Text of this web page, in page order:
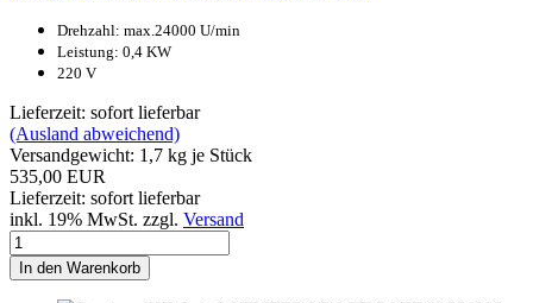
Drehzahl: max.24000 U/min
Leistung: 0,4 KW
220 V
Lieferzeit: sofort lieferbar
(Ausland abweichend)
Versandgewicht: 1,7 kg je Stück
535,00 EUR
Lieferzeit: sofort lieferbar
inkl. 19% MwSt. zzgl. Versand
In den Warenkorb